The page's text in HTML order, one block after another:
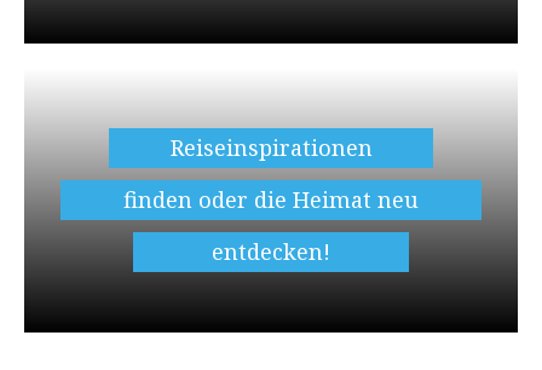
Reiseinspirationen
finden oder die Heimat neu
entdecken!